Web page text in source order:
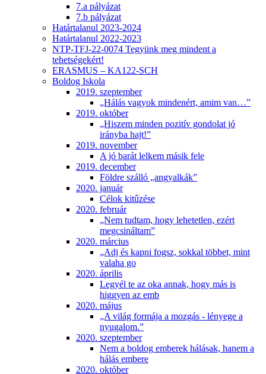
7.a pályázat
7.b pályázat
Határtalanul 2023-2024
Határtalanul 2022-2023
NTP-TFJ-22-0074 Tegyünk meg mindent a
tehetségekért!
ERASMUS – KA122-SCH
Boldog Iskola
2019. szeptember
„Hálás vagyok mindenért, amim van…”
2019. október
„Hiszem minden pozitív gondolat jó
irányba hajt!”
2019. november
A jó barát lelkem másik fele
2019. december
Földre szálló „angyalkák”
2020. január
Célok kitűzése
2020. február
„Nem tudtam, hogy lehetetlen, ezért
megcsináltam”
2020. március
„Adj és kapni fogsz, sokkal többet, mint
valaha go
2020. április
Legyél te az oka annak, hogy más is
higgyen az emb
2020. május
„A világ formája a mozgás - lényege a
nyugalom.”
2020. szeptember
Nem a boldog emberek hálásak, hanem a
hálás embere
2020. október